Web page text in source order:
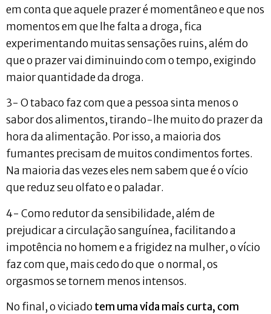
em conta que aquele prazer é momentâneo e que nos
momentos em que lhe falta a droga, fica
experimentando muitas sensações ruins, além do
que o prazer vai diminuindo com o tempo, exigindo
maior quantidade da droga.
3- O tabaco faz com que a pessoa sinta menos o
sabor dos alimentos, tirando-lhe muito do prazer da
hora da alimentação. Por isso, a maioria dos
fumantes precisam de muitos condimentos fortes.
Na maioria das vezes eles nem sabem que é o vício
que reduz seu olfato e o paladar.
4- Como redutor da sensibilidade, além de
prejudicar a circulação sanguínea, facilitando a
impotência no homem e a frigidez na mulher, o vício
faz com que, mais cedo do que o normal, os
orgasmos se tornem menos intensos.
No final, o viciado tem uma vida mais curta, com